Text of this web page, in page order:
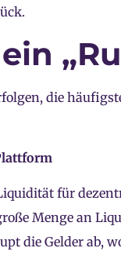
die
für
Menge an
die Gelder ab,